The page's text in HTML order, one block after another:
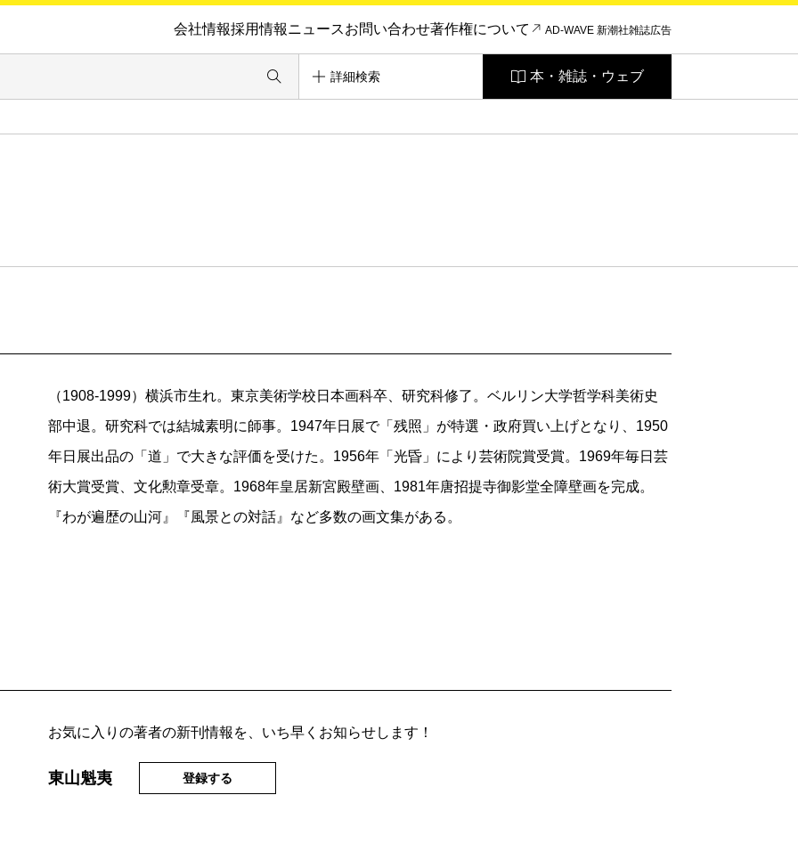
会社情報採用情報ニュースお問い合わせ著作権について AD-WAVE 新潮社雑誌広告
詳細検索 本・雑誌・ウェブ
（1908-1999）横浜市生れ。東京美術学校日本画科卒、研究科修了。ベルリン大学哲学科美術史
部中退。研究科では結城素明に師事。1947年日展で「残照」が特選・政府買い上げとなり、1950
年日展出品の「道」で大きな評価を受けた。1956年「光昏」により芸術院賞受賞。1969年毎日芸
術大賞受賞、文化勲章受章。1968年皇居新宮殿壁画、1981年唐招提寺御影堂全障壁画を完成。
『わが遍歴の山河』『風景との対話』など多数の画文集がある。
お気に入りの著者の新刊情報を、いち早くお知らせします！
東山魁夷 登録する